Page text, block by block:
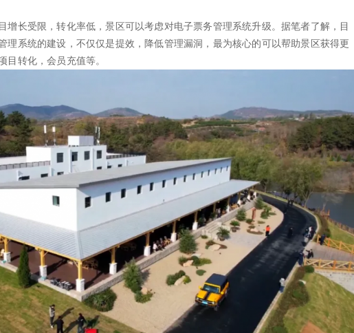
增长受限，转化率低，景区可以考虑对电子票务管理系统升级。据笔者了解，目
理系统的建设，不仅仅是提效，降低管理漏洞，最为核心的可以帮助景区获得更
目转化，会员充值等。